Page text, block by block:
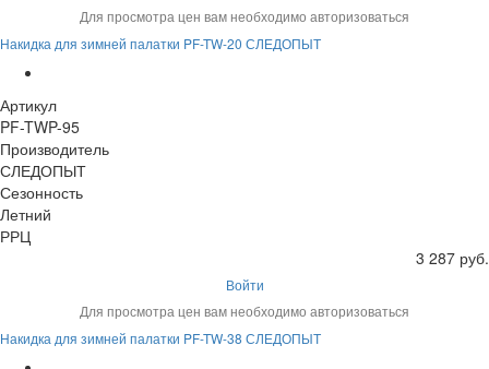
Для просмотра цен вам необходимо авторизоваться
Накидка для зимней палатки PF-TW-20 СЛЕДОПЫТ
Артикул
PF-TWP-95
Производитель
СЛЕДОПЫТ
Сезонность
Летний
РРЦ
3 287 руб.
Войти
Для просмотра цен вам необходимо авторизоваться
Накидка для зимней палатки PF-TW-38 СЛЕДОПЫТ